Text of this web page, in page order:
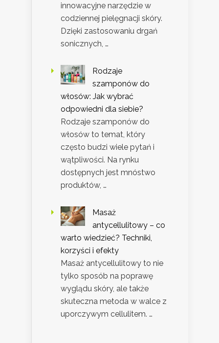
innowacyjne narzędzie w
codziennej pielęgnacji skóry.
Dzięki zastosowaniu drgań
sonicznych, …
Rodzaje
szamponów do
włosów: Jak wybrać
odpowiedni dla siebie?
Rodzaje szamponów do
włosów to temat, który
często budzi wiele pytań i
wątpliwości. Na rynku
dostępnych jest mnóstwo
produktów, …
Masaż
antycellulitowy – co
warto wiedzieć? Techniki,
korzyści i efekty
Masaż antycellulitowy to nie
tylko sposób na poprawę
wyglądu skóry, ale także
skuteczna metoda w walce z
uporczywym cellulitem. …